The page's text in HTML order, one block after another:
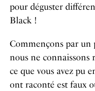
pour déguster
Black !
Commençons par un
nous ne
ce que vous avez pu
ont raconté est faux